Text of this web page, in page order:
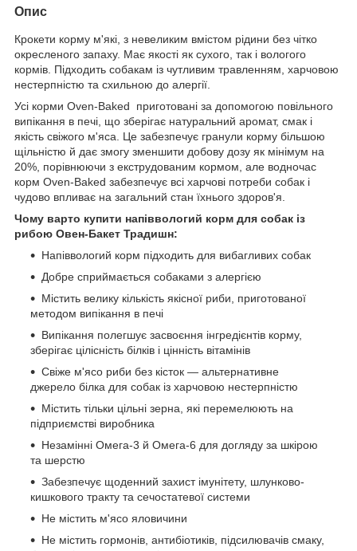
Опис
Крокети корму м'які, з невеликим вмістом рідини без чітко
окресленого запаху. Має якості як сухого, так і вологого
кормів. Підходить собакам із чутливим травленням, харчовою
нестерпністю та схильною до алергії.
Усі корми Oven-Baked приготовані за допомогою повільного
випікання в печі, що зберігає натуральний аромат, смак і
якість свіжого м'яса. Це забезпечує гранули корму більшою
щільністю й дає змогу зменшити добову дозу як мінімум на
20%, порівнюючи з екструдованим кормом, але водночас
корм Oven-Baked забезпечує всі харчові потреби собак і
чудово впливає на загальний стан їхнього здоров'я.
Чому варто купити напіввологий корм для собак із
рибою Овен-Бакет Традишн:
Напіввологий корм підходить для вибагливих собак
Добре сприймається собаками з алергією
Містить велику кількість якісної риби, приготованої
методом випікання в печі
Випікання полегшує засвоєння інгредієнтів корму,
зберігає цілісність білків і цінність вітамінів
Свіже м'ясо риби без кісток — альтернативне
джерело білка для собак із харчовою нестерпністю
Містить тільки цільні зерна, які перемелюють на
підприємстві виробника
Незамінні Омега-3 й Омега-6 для догляду за шкірою
та шерстю
Забезпечує щоденний захист імунітету, шлунково-
кишкового тракту та сечостатевої системи
Не містить м'ясо яловичини
Не містить гормонів, антибіотиків, підсилювачів смаку,